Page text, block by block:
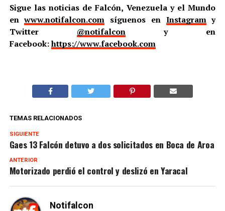
Sigue las noticias de Falcón, Venezuela y el Mundo
enwww.notifalcon.com síguenos en Instagramy
Twitter @notifalcony en
Facebook:https://www.facebook.com
TEMAS RELACIONADOS
SIGUIENTE
Gaes 13 Falcón detuvo a dos solicitados en Boca de Aroa
ANTERIOR
Motorizado perdió el control y deslizó en Yaracal
Notifalcon